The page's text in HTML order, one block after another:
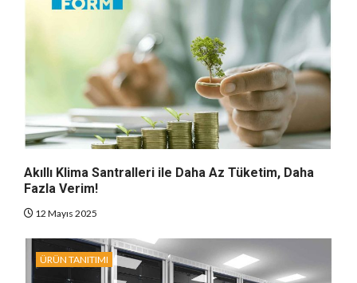
Akıllı Klima Santralleri ile Daha Az Tüketim, Daha
Fazla Verim!
12 Mayıs 2025
ÜRÜN TANITIMI